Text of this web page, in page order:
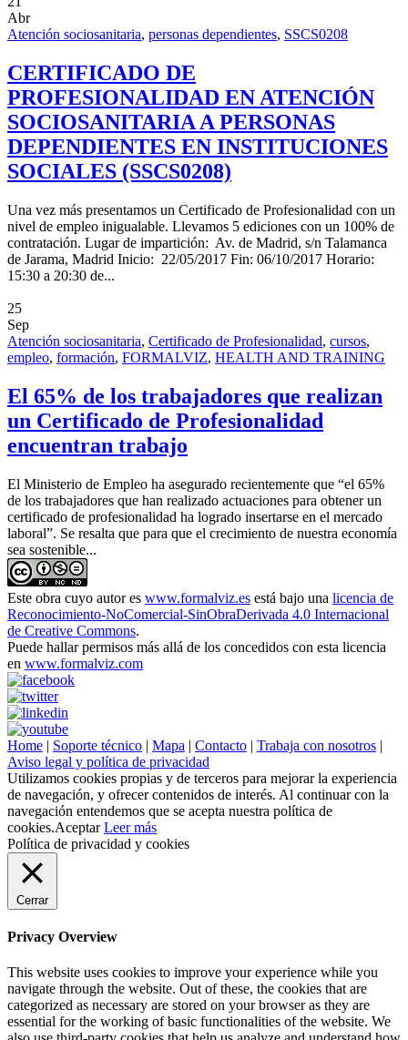
Abr
Atención sociosanitaria, personas dependientes, SSCS0208
CERTIFICADO DE
PROFESIONALIDAD EN ATENCIÓN
SOCIOSANITARIA A PERSONAS
DEPENDIENTES EN INSTITUCIONES
SOCIALES (SSCS0208)
Una vez más presentamos un Certificado de Profesionalidad con un
nivel de empleo inigualable. Llevamos 5 ediciones con un 100% de
contratación. Lugar de impartición: Av. de Madrid, s/n Talamanca
de Jarama, Madrid Inicio: 22/05/2017 Fin: 06/10/2017 Horario:
15:30 a 20:30 de...
25
Sep
Atención sociosanitaria, Certificado de Profesionalidad, cursos,
empleo, formación, FORMALVIZ, HEALTH AND TRAINING
El 65% de los trabajadores que realizan
un Certificado de Profesionalidad
encuentran trabajo
El Ministerio de Empleo ha asegurado recientemente que “el 65%
de los trabajadores que han realizado actuaciones para obtener un
certificado de profesionalidad ha logrado insertarse en el mercado
laboral”. Se resalta que para que el crecimiento de nuestra economía
sea sostenible...
Este obra cuyo autor es www.formalviz.es está bajo una licencia de
Reconocimiento-NoComercial-SinObraDerivada 4.0 Internacional
de Creative Commons.
Puede hallar permisos más allá de los concedidos con esta licencia
en www.formalviz.com
Home | Soporte técnico | Mapa | Contacto | Trabaja con nosotros |
Aviso legal y política de privacidad
Utilizamos cookies propias y de terceros para mejorar la experiencia
de navegación, y ofrecer contenidos de interés. Al continuar con la
navegación entendemos que se acepta nuestra política de
cookies.Aceptar Leer más
Política de privacidad y cookies
Cerrar
Privacy Overview
This website uses cookies to improve your experience while you
navigate through the website. Out of these, the cookies that are
categorized as necessary are stored on your browser as they are
essential for the working of basic functionalities of the website. We